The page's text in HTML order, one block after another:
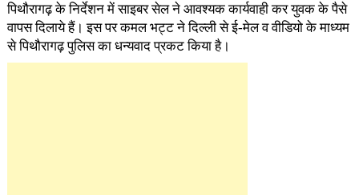
पिथौरागढ़ के निर्देशन में साइबर सेल ने आवश्यक कार्यवाही कर युवक के पैसे
वापस दिलाये हैं। इस पर कमल भट्ट ने दिल्ली से ई-मेल व वीडियो के माध्यम
से पिथौरागढ़ पुलिस का धन्यवाद प्रकट किया है।